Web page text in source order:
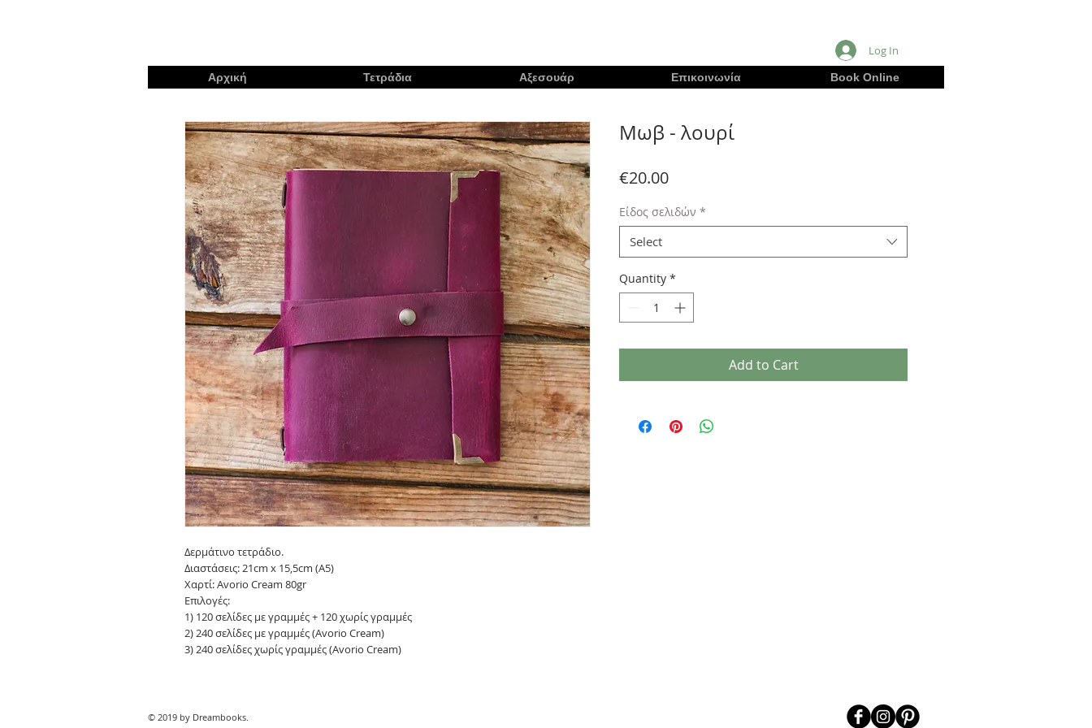
Αρχική Τετράδια Αξεσουάρ Επικοινωνία Book Online
Log In
Δερμάτινο τετράδιο.
Διαστάσεις: 21cm x 15,5cm (Α5)
Χαρτί: Avorio Cream 80gr
Επιλογές:
1) 120 σελίδες με γραμμές + 120 χωρίς γραμμές
2) 240 σελίδες με γραμμές (Avorio Cream)
3) 240 σελίδες χωρίς γραμμές (Avorio Cream)
Μωβ - λουρί
€20.00Price
Είδος σελιδών *
Select
Quantity *
Add to Cart
© 2019 by Dreambooks.